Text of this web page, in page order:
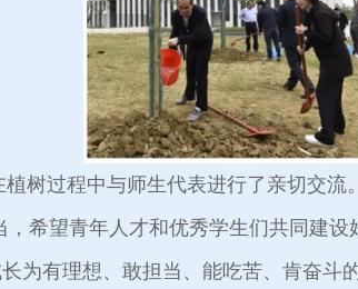
过程中与师生代表进行了亲切交流
，希望青年人才和优秀学生们共同建
为有理想、敢担当、能吃苦、肯奋斗